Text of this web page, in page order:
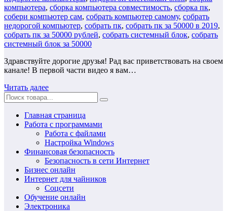
компьютера, сборка компьютера совместимость, сборка пк,
собери компьютер сам, собрать компьютер самому, собрать
недорогой компьютер, собрать пк, собрать пк за 50000 в 2019,
собрать пк за 50000 рублей, собрать системный блок, собрать
системный блок за 50000
Здравствуйте дорогие друзья! Рад вас приветствовать на своем
канале! В первой части видео я вам…
Читать далее
Главная страница
Работа с программами
Работа с файлами
Настройка Windows
Финансовая безопасность
Безопасность в сети Интернет
Бизнес онлайн
Интернет для чайников
Соцсети
Обучение онлайн
Электроника